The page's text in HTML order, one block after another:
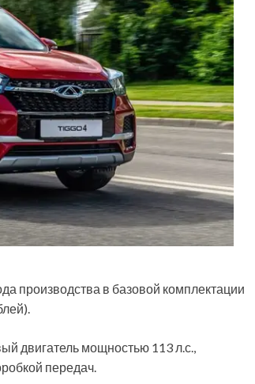
производства в базовой комплектации
двигатель мощностью 113 л.с.,
передач.